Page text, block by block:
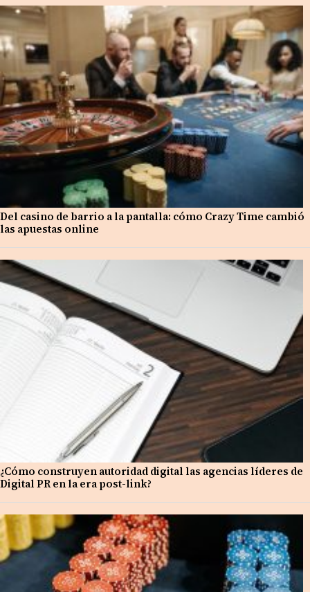
Del casino de barrio a la pantalla: cómo Crazy Time cambió
las apuestas online
¿Cómo construyen autoridad digital las agencias líderes de
Digital PR en la era post-link?